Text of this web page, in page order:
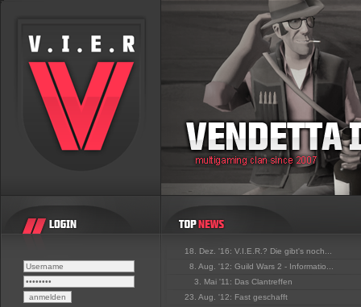
18. Dez. '16: V.I.E.R.? Die gibt's noch...
8. Aug. '12: Guild Wars 2 - Informatio...
3. Mai '11: Das Clantreffen
23. Aug. '12: Fast geschafft